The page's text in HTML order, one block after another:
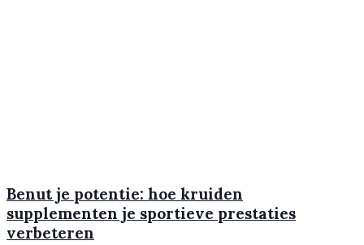
Benut je potentie: hoe kruiden
supplementen je sportieve prestaties
verbeteren